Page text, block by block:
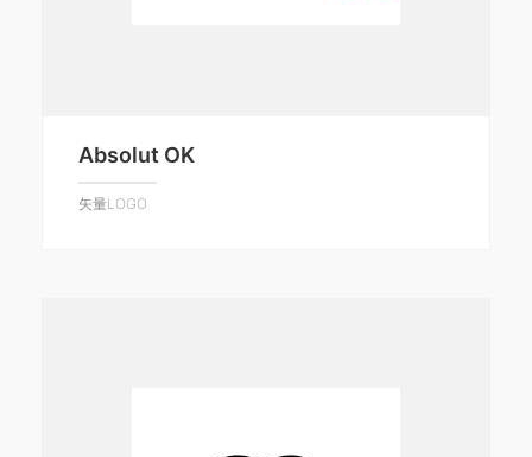
Absolut OK
矢量LOGO